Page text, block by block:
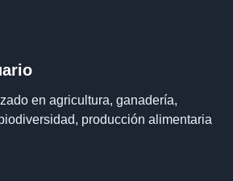
en agricultura, ganadería,
producción alimentaria